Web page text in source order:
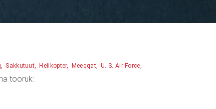
Sakkutuut Helikopter Meeqqat U. S. Air Force
tooruk: